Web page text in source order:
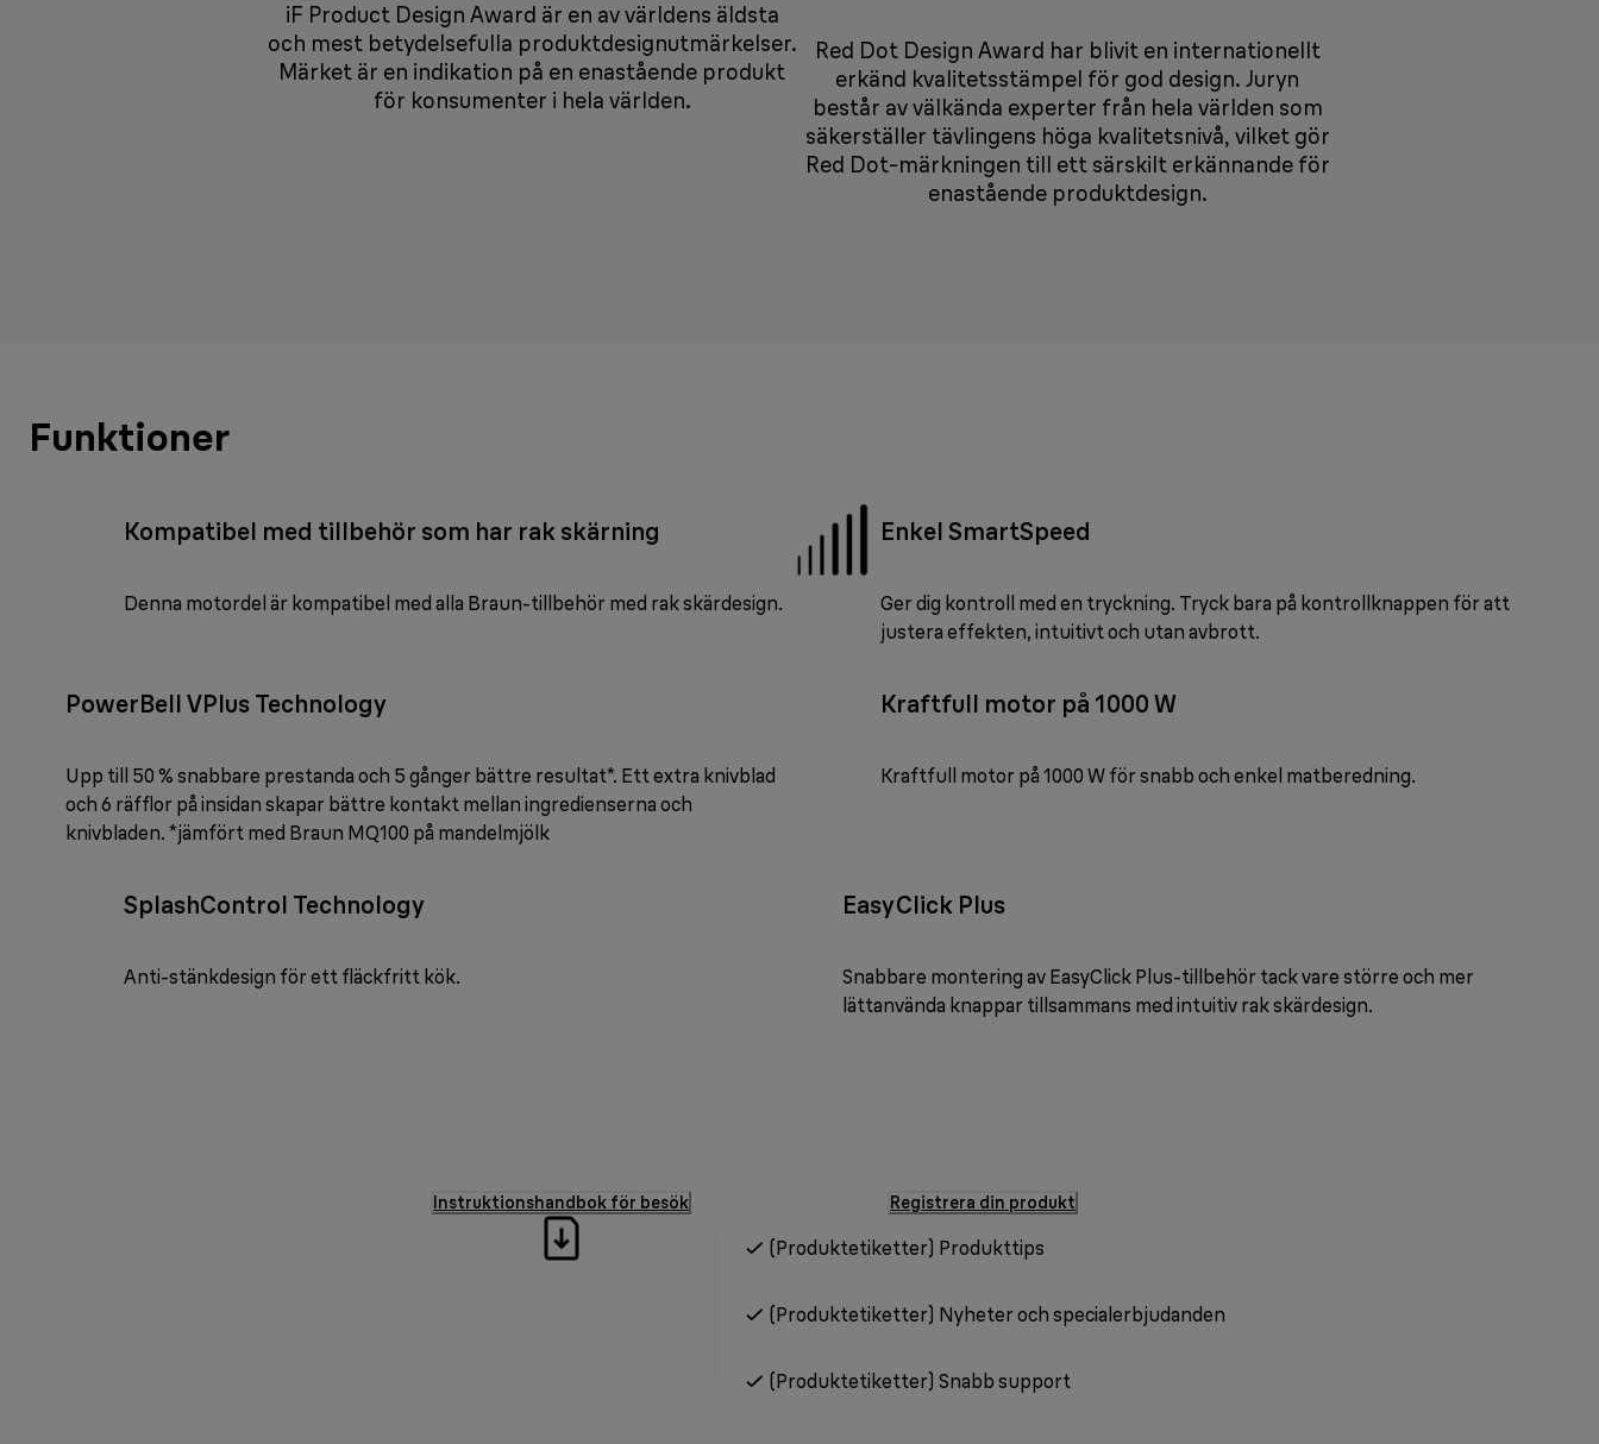
iF Product Design Award är en av världens äldsta
och mest betydelsefulla produktdesignutmärkelser.
Märket är en indikation på en enastående produkt
för konsumenter i hela världen.
Red Dot Design Award har blivit en internationellt
erkänd kvalitetsstämpel för god design. Juryn
består av välkända experter från hela världen som
säkerställer tävlingens höga kvalitetsnivå, vilket gör
Red Dot-märkningen till ett särskilt erkännande för
enastående produktdesign.
Funktioner
Kompatibel med tillbehör som har rak skärning
Denna motordel är kompatibel med alla Braun-tillbehör med rak skärdesign.
Enkel SmartSpeed
Ger dig kontroll med en tryckning. Tryck bara på kontrollknappen för att
justera effekten, intuitivt och utan avbrott.
PowerBell VPlus Technology
Upp till 50 % snabbare prestanda och 5 gånger bättre resultat*. Ett extra knivblad
och 6 räfflor på insidan skapar bättre kontakt mellan ingredienserna och
knivbladen. *jämfört med Braun MQ100 på mandelmjölk
Kraftfull motor på 1000 W
Kraftfull motor på 1000 W för snabb och enkel matberedning.
SplashControl Technology
Anti-stänkdesign för ett fläckfritt kök.
EasyClick Plus
Snabbare montering av EasyClick Plus-tillbehör tack vare större och mer
lättanvända knappar tillsammans med intuitiv rak skärdesign.
Instruktionshandbok för besök Registrera din produkt
(Produktetiketter) Produkttips
(Produktetiketter) Nyheter och specialerbjudanden
(Produktetiketter) Snabb support